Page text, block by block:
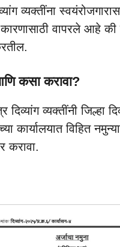
व्यक्तींना
वापरले आहे की
कसा करावा?
व्यक्तींनी जिल्हा
कार्यालयात विहित
करावा.